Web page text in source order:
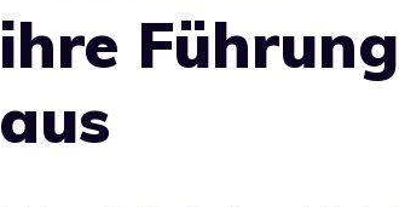
ihre
aus